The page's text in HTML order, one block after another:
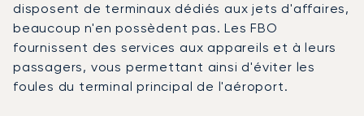
disposent de terminaux dédiés aux jets d'affaires,
beaucoup n'en possèdent pas. Les FBO
fournissent des services aux appareils et à leurs
passagers, vous permettant ainsi d'éviter les
foules du terminal principal de l'aéroport.